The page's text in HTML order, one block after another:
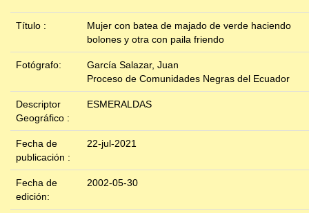
Título :
Mujer con batea de majado de verde haciendo
bolones y otra con paila friendo
Fotógrafo:
García Salazar, Juan
Proceso de Comunidades Negras del Ecuador
Descriptor
Geográfico :
ESMERALDAS
Fecha de
publicación :
22-jul-2021
Fecha de
edición:
2002-05-30